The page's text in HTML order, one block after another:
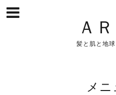
Ａ
髪と肌と地
メニ